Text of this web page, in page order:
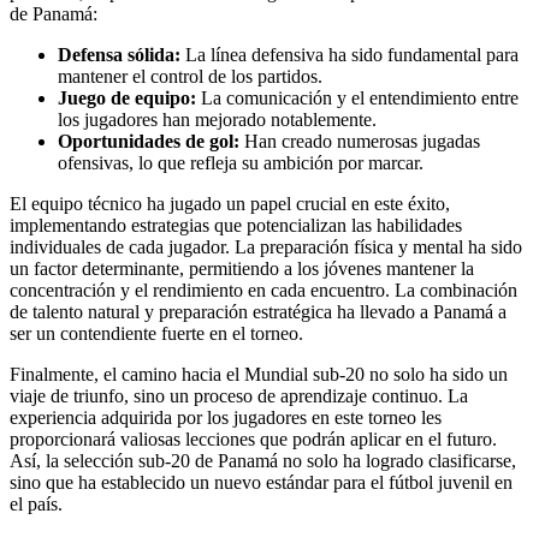
de Panamá:
Defensa sólida: La línea defensiva ha sido fundamental para
mantener el control de los partidos.
Juego de equipo: La comunicación y el entendimiento entre
los jugadores han mejorado notablemente.
Oportunidades de gol: Han creado numerosas jugadas
ofensivas, lo que refleja su ambición por marcar.
El equipo técnico ha jugado un papel crucial en este éxito,
implementando estrategias que potencializan las habilidades
individuales de cada jugador. La preparación física y mental ha sido
un factor determinante, permitiendo a los jóvenes mantener la
concentración y el rendimiento en cada encuentro. La combinación
de talento natural y preparación estratégica ha llevado a Panamá a
ser un contendiente fuerte en el torneo.
Finalmente, el camino hacia el Mundial sub-20 no solo ha sido un
viaje de triunfo, sino un proceso de aprendizaje continuo. La
experiencia adquirida por los jugadores en este torneo les
proporcionará valiosas lecciones que podrán aplicar en el futuro.
Así, la selección sub-20 de Panamá no solo ha logrado clasificarse,
sino que ha establecido un nuevo estándar para el fútbol juvenil en
el país.